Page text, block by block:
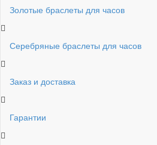
Золотые браслеты для часов
Серебряные браслеты для часов
Заказ и доставка
Гарантии